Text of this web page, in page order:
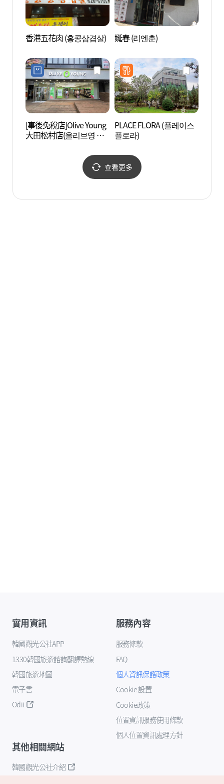
香港五花肉 (홍콩삼겹살) 娫春 (리엔춘)
[事後免稅店]Olive Young
大田松村店(올리브영 대
PLACE FLORA (플레이스
플로라)
查看更多
實用資訊
韓國觀光公社APP
1330韓國旅遊諮詢翻譯熱線
韓國旅遊地圖
電子書
Odii
服務內容
服務條款
FAQ
個人資訊保護政策
Cookie 設置
Cookie政策
位置資訊服務使用條款
個人位置資訊處理方針
其他相關網站
韓國觀光公社介紹